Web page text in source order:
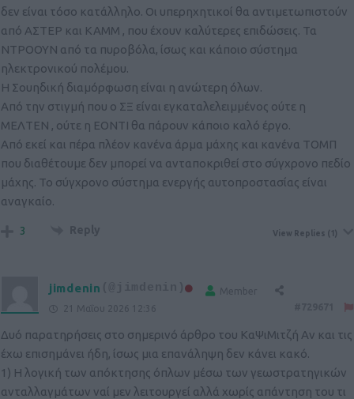
δεν είναι τόσο κατάλληλο. Οι υπερηχητικοί θα αντιμετωπιστούν
από ΑΣΤΕΡ και ΚΑΜΜ , που έχουν καλύτερες επιδώσεις. Τα
ΝΤΡΟΟΥΝ από τα πυροβόλα, ίσως και κάποιο σύστημα
ηλεκτρονικού πολέμου.
Η Σουηδική διαμόρφωση είναι η ανώτερη όλων.
Από την στιγμή που ο ΣΞ είναι εγκαταλελειμμένος ούτε η
ΜΕΛΤΕΝ , ούτε η ΕΟΝΤΙ θα πάρουν κάποιο καλό έργο.
Από εκεί και πέρα πλέον κανένα άρμα μάχης και κανένα ΤΟΜΠ
που διαθέτουμε δεν μπορεί να ανταποκριθεί στο σύγχρονο πεδίο
μάχης. Το σύγχρονο σύστημα ενεργής αυτοπροστασίας είναι
αναγκαίο.
3 Reply View Replies (1)
jimdenin (@jimdenin)
Member
21 Μαΐου 2026 12:36
Δυό παρατηρήσεις στο σημερινό άρθρο του ΚαΨιΜιτζή Αν και τις
έχω επισημάνει ήδη, ίσως μια επανάληψη δεν κάνει κακό.
1) Η λογική των απόκτησης όπλων μέσω των γεωστρατηγικών
ανταλλαγμάτων ναί μεν λειτουργεί αλλά χωρίς απάντηση του τι